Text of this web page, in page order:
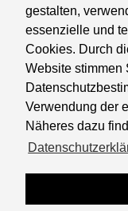
gestalten,
essenzielle und
Cookies. Durch
Website stimmen
Verwendung der
Näheres dazu
Reha-Zentrum Lübben
Kliniken Professor Dr.
Fachklinik für Orthopädie
Postbautenstr. 50
Telefon:03546 238-0